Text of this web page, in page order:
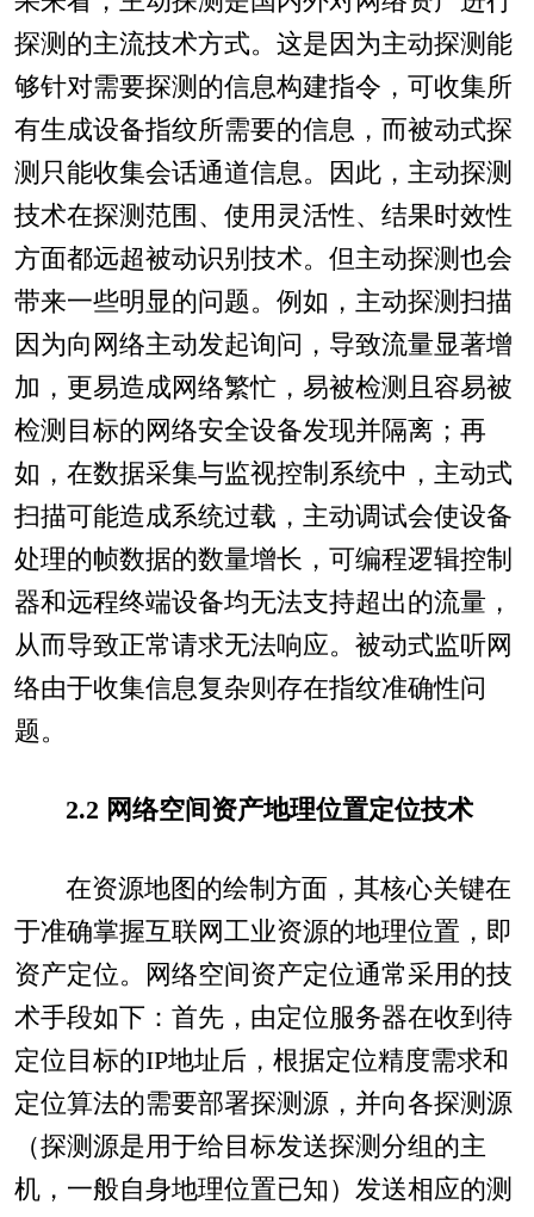
探测的主流技术方式。这是因为主动探测能
够针对需要探测的信息构建指令，可收集所
有生成设备指纹所需要的信息，而被动式探
测只能收集会话通道信息。因此，主动探测
技术在探测范围、使用灵活性、结果时效性
方面都远超被动识别技术。但主动探测也会
带来一些明显的问题。例如，主动探测扫描
因为向网络主动发起询问，导致流量显著增
加，更易造成网络繁忙，易被检测且容易被
检测目标的网络安全设备发现并隔离；再
如，在数据采集与监视控制系统中，主动式
扫描可能造成系统过载，主动调试会使设备
处理的帧数据的数量增长，可编程逻辑控制
器和远程终端设备均无法支持超出的流量，
从而导致正常请求无法响应。被动式监听网
络由于收集信息复杂则存在指纹准确性问
题。
2.2 网络空间资产地理位置定位技术
在资源地图的绘制方面，其核心关键在
于准确掌握互联网工业资源的地理位置，即
资产定位。网络空间资产定位通常采用的技
术手段如下：首先，由定位服务器在收到待
定位目标的IP地址后，根据定位精度需求和
定位算法的需要部署探测源，并向各探测源
（探测源是用于给目标发送探测分组的主
机，一般自身地理位置已知）发送相应的测